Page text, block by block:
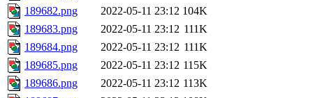
189682.png
2022-05-11 23:12 104K
189683.png
2022-05-11 23:12 111K
189684.png
2022-05-11 23:12 111K
189685.png
2022-05-11 23:12 115K
189686.png
2022-05-11 23:12 113K